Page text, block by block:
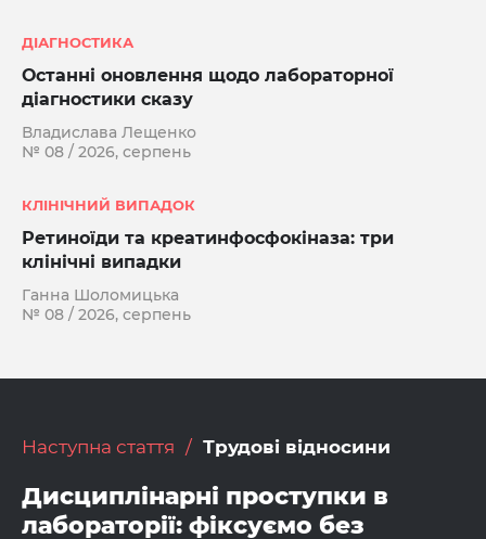
ДІАГНОСТИКА
Останні оновлення щодо лабораторної
діагностики сказу
Владислава Лещенко
№ 08 / 2026, серпень
КЛІНІЧНИЙ ВИПАДОК
Ретиноїди та креатинфосфокіназа: три
клінічні випадки
Ганна Шоломицька
№ 08 / 2026, серпень
Наступна стаття Трудові відносини
Дисциплінарні проступки в
лабораторії: фіксуємо без